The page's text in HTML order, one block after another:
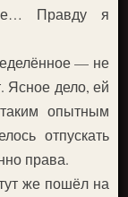
Правду я
— не
Ясное дело, ей
опытным
отпускать
права.
же пошёл на